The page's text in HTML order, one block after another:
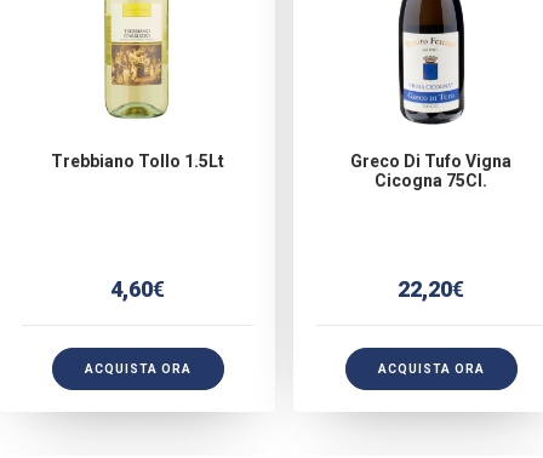
Trebbiano Tollo 1.5Lt
4,60€
ACQUISTA ORA
Greco Di Tufo Vigna
Cicogna 75Cl.
22,20€
ACQUISTA ORA